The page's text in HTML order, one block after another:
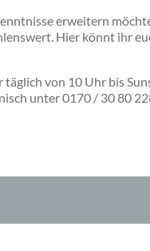
erweitern
Hier könnt ihr
von 10 Uhr bis
unter 0170 / 30 80